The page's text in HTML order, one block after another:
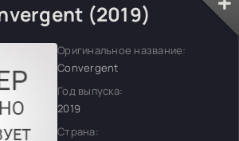
(2019)
Оригинальное название:
Convergent
Год выпуска:
2019
Страна: